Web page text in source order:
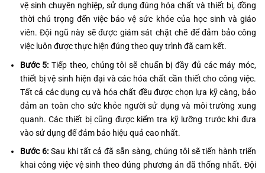
vệ sinh chuyên nghiệp, sử dụng đúng hóa chất và thiết bị, đồng
thời chú trọng đến việc bảo vệ sức khỏe của học sinh và giáo
viên. Đội ngũ này sẽ được giám sát chặt chẽ để đảm bảo công
việc luôn được thực hiện đúng theo quy trình đã cam kết.
Bước 5: Tiếp theo, chúng tôi sẽ chuẩn bị đầy đủ các máy móc,
thiết bị vệ sinh hiện đại và các hóa chất cần thiết cho công việc.
Tất cả các dụng cụ và hóa chất đều được chọn lựa kỹ càng, bảo
đảm an toàn cho sức khỏe người sử dụng và môi trường xung
quanh. Các thiết bị cũng được kiểm tra kỹ lưỡng trước khi đưa
vào sử dụng để đảm bảo hiệu quả cao nhất.
Bước 6:Sau khi tất cả đã sẵn sàng, chúng tôi sẽ tiến hành triển
khai công việc vệ sinh theo đúng phương án đã thống nhất. Đội